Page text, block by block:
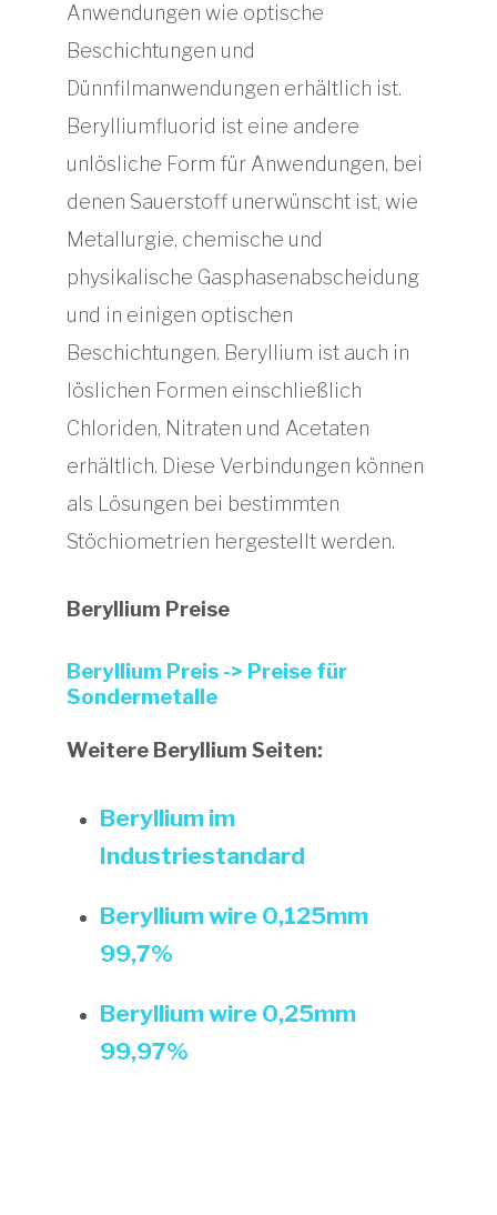
Anwendungen wie optische
Beschichtungen und
Dünnfilmanwendungen erhältlich ist.
Berylliumfluorid ist eine andere
unlösliche Form für Anwendungen, bei
denen Sauerstoff unerwünscht ist, wie
Metallurgie, chemische und
physikalische Gasphasenabscheidung
und in einigen optischen
Beschichtungen. Beryllium ist auch in
löslichen Formen einschließlich
Chloriden, Nitraten und Acetaten
erhältlich. Diese Verbindungen können
als Lösungen bei bestimmten
Stöchiometrien hergestellt werden.
Beryllium Preise
Beryllium Preis -> Preise für
Sondermetalle
Weitere Beryllium Seiten:
Beryllium im
Industriestandard
Beryllium wire 0,125mm
99,7%
Beryllium wire 0,25mm
99,97%